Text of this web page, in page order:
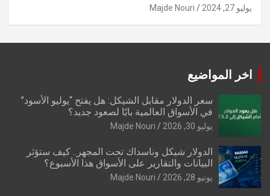
يوليو 27, 2024 Majde Nouri
اخر المواضيع
سعر الدولار مقابل الشيكل: هل يفتح “يوليو الأسود”
في الأسواق العالمية بابًا لصعود جديد؟
يوليو 30, 2026 Majde Nouri
الدولار شيكل وناسداك تحت المجهر.. كيف ستؤثر
البيانات والتقارير على الأسواق هذا الأسبوع؟
يونيو 28, 2026 Majde Nouri